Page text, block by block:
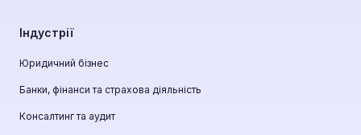
Індустрії
Юридичний бізнес
Банки, фінанси та страхова діяльність
Консалтинг та аудит